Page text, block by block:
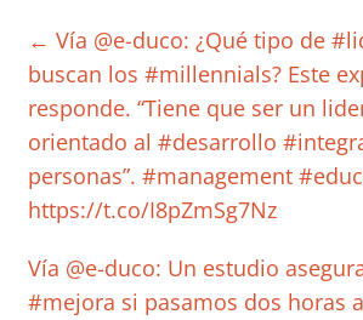
← Vía @e-duco: ¿Qué tipo de
buscan los #millennials? Este
responde. “Tiene que ser un
orientado al #desarrollo
personas”. #management
https://t.co/I8pZmSg7Nz
Vía @e-duco: Un estudio
#mejora si pasamos dos horas